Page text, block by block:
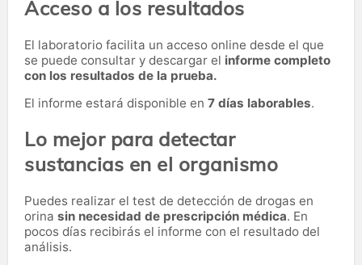
Acceso a los resultados
El laboratorio facilita un acceso online desde el que
se puede consultar y descargar el informe completo
con los resultados de la prueba.
El informe estará disponible en 7 días laborables.
Lo mejor para detectar
sustancias en el organismo
Puedes realizar el test de detección de drogas en
orina sin necesidad de prescripción médica. En
pocos días recibirás el informe con el resultado del
análisis.